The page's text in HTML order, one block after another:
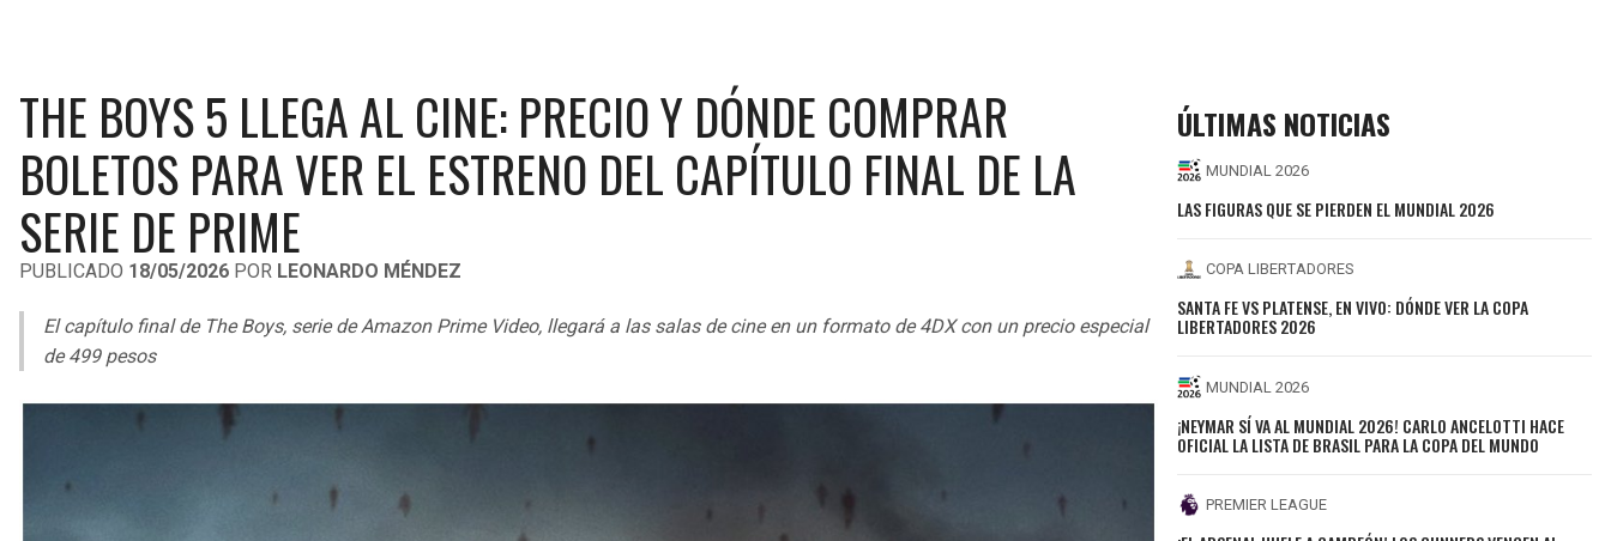
THE BOYS 5 LLEGA AL CINE: PRECIO Y DÓNDE COMPRAR
BOLETOS PARA VER EL ESTRENO DEL CAPÍTULO FINAL DE LA
SERIE DE PRIME
PUBLICADO 18/05/2026 POR LEONARDO MÉNDEZ
El capítulo final de The Boys, serie de Amazon Prime Video, llegará a las salas de cine en un formato de 4DX con un precio especial
de 499 pesos
ÚLTIMAS NOTICIAS
MUNDIAL 2026
LAS FIGURAS QUE SE PIERDEN EL MUNDIAL 2026
COPA LIBERTADORES
SANTA FE VS PLATENSE, EN VIVO: DÓNDE VER LA COPA
LIBERTADORES 2026
MUNDIAL 2026
¡NEYMAR SÍ VA AL MUNDIAL 2026! CARLO ANCELOTTI HACE
OFICIAL LA LISTA DE BRASIL PARA LA COPA DEL MUNDO
PREMIER LEAGUE